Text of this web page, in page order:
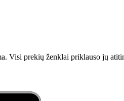
Visi prekių ženklai priklauso jų